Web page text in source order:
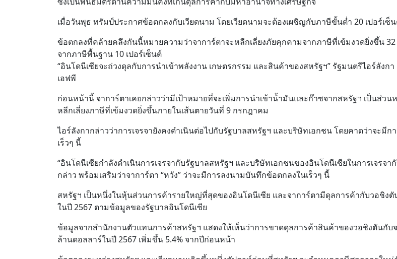
เมื่อวันพุธ ทรัมป์ประกาศข้อตกลงกับเวียดนาม โดยเวียดนามจะต้องเผชิญกับภาษีขั้นต่ำ 20 เปอร์เซ็
ข้อตกลงที่คล้ายคลึงกันนี้หมายความว่าจาการ์ตาจะหลีกเลี่ยงภัยคุกคามจากภาษีที่เข้มงวดยิ่งขึ้น 32
จากภาษีพื้นฐาน 10 เปอร์เซ็นต์
“อินโดนีเซียจะถ่วงดุลกับการนำเข้าพลังงาน เกษตรกรรม และสินค้าของสหรัฐฯ” รัฐมนตรีไอร์ลังกา
เอฟพี
ก่อนหน้านี้ จาการ์ตาเคยกล่าวว่ามีเป้าหมายที่จะเพิ่มการนำเข้าน้ำมันและก๊าซจากสหรัฐฯ เป็นส่วน
หลีกเลี่ยงภาษีที่เข้มงวดยิ่งขึ้นภายในเส้นตายวันที่ 9 กรกฎาคม
ไอร์ลังกากล่าวว่าการเจรจายังคงดำเนินต่อไปกับรัฐบาลสหรัฐฯ และบริษัทเอกชน โดยคาดว่าจะมี
เร็วๆ นี้
“อินโดนีเซียกำลังดำเนินการเจรจากับรัฐบาลสหรัฐฯ และบริษัทเอกชนของอินโดนีเซียในการเจรจา
กล่าว พร้อมเสริมว่าจาการ์ตา “หวัง” ว่าจะมีการลงนามบันทึกข้อตกลงในเร็วๆ นี้
สหรัฐฯ เป็นหนึ่งในหุ้นส่วนการค้ารายใหญ่ที่สุดของอินโดนีเซีย และจาการ์ตามีดุลการค้ากับวอชิงตั
ในปี 2567 ตามข้อมูลของรัฐบาลอินโดนีเซีย
ข้อมูลจากสำนักงานตัวแทนการค้าสหรัฐฯ แสดงให้เห็นว่าการขาดดุลการค้าสินค้าของวอชิงตันกับ
ล้านดอลลาร์ในปี 2567 เพิ่มขึ้น 5.4% จากปีก่อนหน้า